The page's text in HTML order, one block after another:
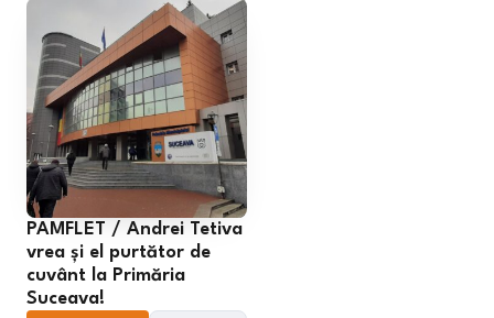
PAMFLET / Andrei Tetiva
vrea și el purtător de
cuvânt la Primăria
Suceava!